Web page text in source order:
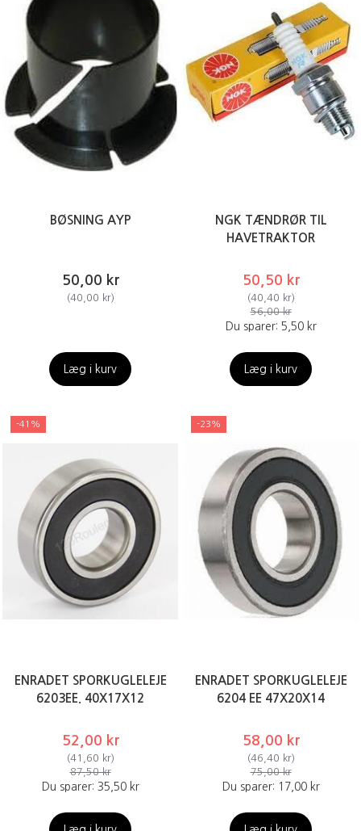
BØSNING AYP
50,00 kr
(40,00 kr)
Læg i kurv
NGK TÆNDRØR TIL
HAVETRAKTOR
50,50 kr
(40,40 kr)
56,00 kr
Du sparer: 5,50 kr
Læg i kurv
-41%
ENRADET SPORKUGLELEJE
6203EE. 40X17X12
52,00 kr
(41,60 kr)
87,50 kr
Du sparer: 35,50 kr
-23%
ENRADET SPORKUGLELEJE
6204 EE 47X20X14
58,00 kr
(46,40 kr)
75,00 kr
Du sparer: 17,00 kr